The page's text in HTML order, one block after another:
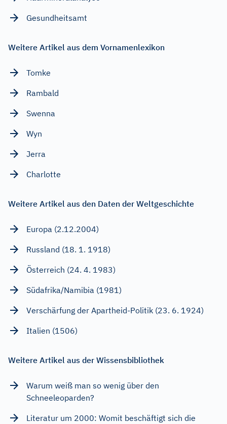
Gesundheitsamt
Weitere Artikel aus dem Vornamenlexikon
Tomke
Rambald
Swenna
Wyn
Jerra
Charlotte
Weitere Artikel aus den Daten der Weltgeschichte
Europa (2.12.2004)
Russland (18. 1. 1918)
Österreich (24. 4. 1983)
Südafrika/Namibia (1981)
Verschärfung der Apartheid-Politik (23. 6. 1924)
Italien (1506)
Weitere Artikel aus der Wissensbibliothek
Warum weiß man so wenig über den
Schneeleoparden?
Literatur um 2000: Womit beschäftigt sich die